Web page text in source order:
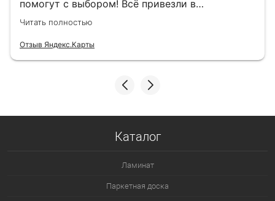
помогут с выбором! Всё привезли в
назначенный день!
Читать полностью
Отзыв Яндекс.Карты
Каталог
Ламинат
Паркетная доска